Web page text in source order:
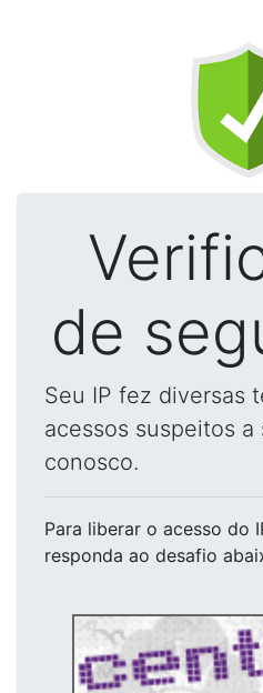
de
Seu IP fez diversas
acessos suspeitos
conosco.
Para liberar o acesso do
responda ao desafio